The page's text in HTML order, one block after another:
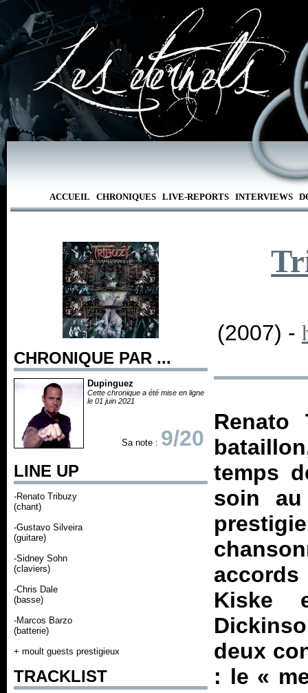
ACCUEIL CHRONIQUES LIVE-REPORTS INTERVIEWS
CHRONIQUE PAR ...
Dupinguez
Cette chronique a été mise en ligne
le 01 juin 2021
Sa note : 9/20
LINE UP
-Renato Tribuzy
(chant)
-Gustavo Silveira
(guitare)
-Sidney Sohn
(claviers)
-Chris Dale
(basse)
-Marcos Barzo
(batterie)
+ moult guests prestigieux
TRACKLIST
(2007) -
Renato
temps
soin
Kiske
deux
: le «